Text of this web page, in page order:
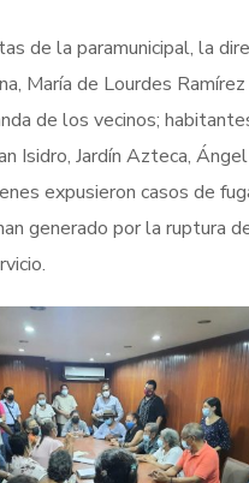
de la paramunicipal, la
María de Lourdes
de los vecinos;
Isidro, Jardín Azteca,
expusieron casos de
generado por la ruptura